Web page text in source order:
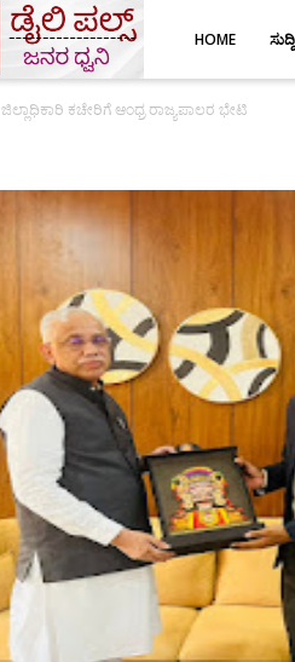
HOME
ಜಿಲ್ಲಾಧಿಕಾರಿ ಕಚೇರಿಗೆ ಆಂಧ್ರ ರಾಜ್ಯಪಾಲರ ಭೇಟಿ